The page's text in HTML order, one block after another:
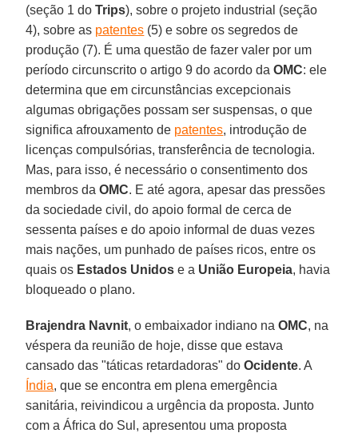
(seção 1 doTrips), sobre o projeto industrial (seção
4), sobre as patentes (5) e sobre os segredos de
produção (7). É uma questão de fazer valer por um
período circunscrito o artigo 9 do acordo daOMC: ele
determina que em circunstâncias excepcionais
algumas obrigações possam ser suspensas, o que
significa afrouxamento de patentes, introdução de
licenças compulsórias, transferência de tecnologia.
Mas, para isso, é necessário o consentimento dos
membros daOMC. E até agora, apesar das pressões
da sociedade civil, do apoio formal de cerca de
sessenta países e do apoio informal de duas vezes
mais nações, um punhado de países ricos, entre os
quais os Estados Unidos e a União Europeia, havia
bloqueado o plano.
Brajendra Navnit, o embaixador indiano naOMC, na
véspera da reunião de hoje, disse que estava
cansado das "táticas retardadoras" doOcidente. A
Índia, que se encontra em plena emergência
sanitária, reivindicou a urgência da proposta. Junto
com a África do Sul, apresentou uma proposta